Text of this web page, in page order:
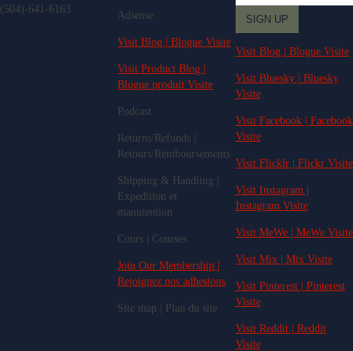
(504)-641-6163
Adsense
Visit Blog | Blogue Visite
Visit Product Blog |
Blogue produit Visite
Podcast
Returns/Refunds |
Retours/Remboursements
Shipping & Handling |
Expedition et
manutention
Cours | Courses
Join Our Membership |
Rejoignez nos adhesions
Site map | Plan du site
Visit Blog | Blogue Visite
Visit Bluesky | Bluesky
Visite
Visit Facebook | Facebook
Visite
Visit Flicklr | Flickr Visite
Visit Instagram |
Instagram Visite
Visit MeWe | MeWe Visite
Visit Mix | Mix Visite
Visit Pinterest | Pinterest
Visite
Visit Reddit | Reddit
Visite